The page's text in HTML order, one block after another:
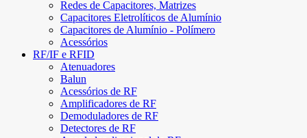
Redes de Capacitores, Matrizes
Capacitores Eletrolíticos de Alumínio
Capacitores de Alumínio - Polímero
Acessórios
RF/IF e RFID
Atenuadores
Balun
Acessórios de RF
Amplificadores de RF
Demoduladores de RF
Detectores de RF